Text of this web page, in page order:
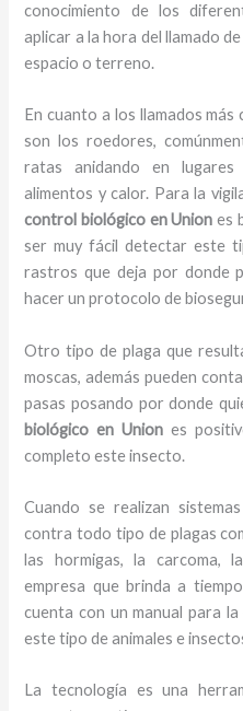
conocimiento de los
aplicar a la hora del llamado
espacio o terreno.
En cuanto a los llamados más
son los roedores,
ratas anidando en
alimentos y calor. Para la
control biológico en Union es
ser muy fácil detectar este
rastros que deja por donde
hacer un protocolo de
Otro tipo de plaga que
moscas, además pueden
pasas posando por donde
biológico en Uniones
completo este insecto.
Cuando se realizan
contra todo tipo de plagas
las hormigas, la carcoma,
empresa que brinda a
cuenta con un manual para
este tipo de animales e
La tecnología es una